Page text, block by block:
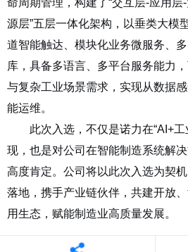
源层”五层一体化架构，以垂类大模
道智能触达、模块化业务微服务、
库，具备多语言、多平台服务能力
与复杂工业场景需求，实现从数据
能运维。
此次入选，不仅是诺力在“AI+
现，也是对公司在智能制造系统解
高度肯定。 公司将以此次入选为契
落地，携手产业链伙伴，共建开放
用生态，赋能制造业高质量发展。